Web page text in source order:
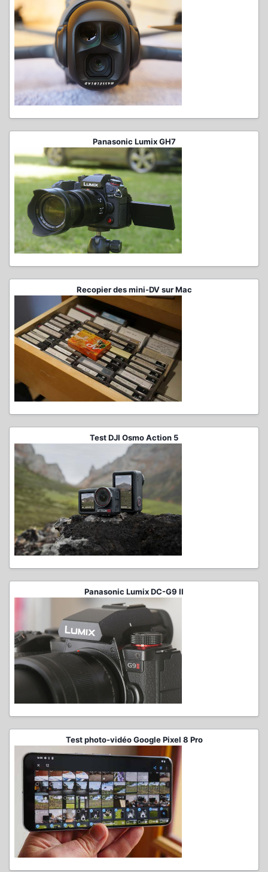
Panasonic Lumix GH7
Recopier des mini-DV sur Mac
Test DJI Osmo Action 5
Panasonic Lumix DC-G9 II
Test photo-vidéo Google Pixel 8 Pro